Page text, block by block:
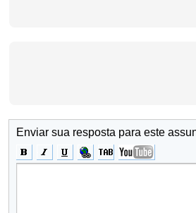
Enviar sua resposta para este